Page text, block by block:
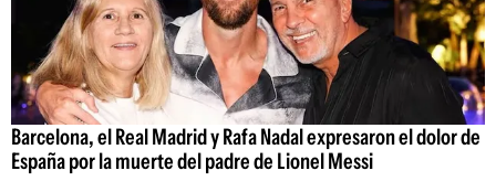
Barcelona, el Real Madrid y Rafa Nadal expresaron el dolor de
España por la muerte del padre de Lionel Messi